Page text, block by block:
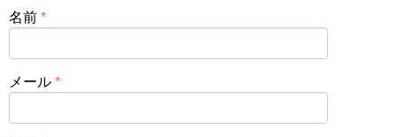
名前 *
メール *